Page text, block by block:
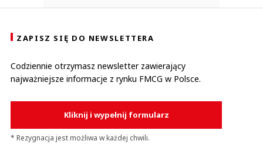
ZAPISZ SIĘ DO NEWSLETTERA
Codziennie otrzymasz newsletter zawierający
najważniejsze informacje z rynku FMCG w Polsce.
Kliknij i wypełnij formularz
* Rezygnacja jest możliwa w każdej chwili.